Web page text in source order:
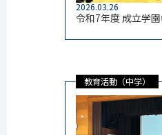
2026.03.26
令和7年度 成立学
教育活動（中学）